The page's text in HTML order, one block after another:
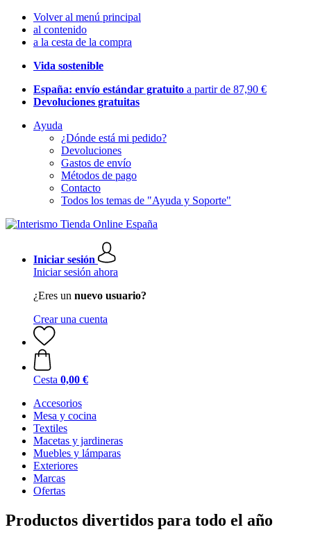
Volver al menú principal
al contenido
a la cesta de la compra
Vida sostenible
España: envío estándar gratuito a partir de 87,90 €
Devoluciones gratuitas
Ayuda
¿Dónde está mi pedido?
Devoluciones
Gastos de envío
Métodos de pago
Contacto
Todos los temas de "Ayuda y Soporte"
Iniciar sesión
Iniciar sesión ahora
¿Eres un nuevo usuario?
Crear una cuenta
Cesta 0,00 €
Accesorios
Mesa y cocina
Textiles
Macetas y jardineras
Muebles y lámparas
Exteriores
Marcas
Ofertas
Productos divertidos para todo el año